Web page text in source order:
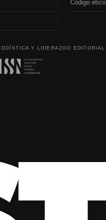
›
›
Código etico
Y LIDERAZGO EDITORIAL